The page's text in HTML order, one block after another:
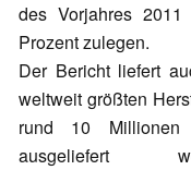
des Vorjahres
Prozent zulegen.
Der Bericht liefert
weltweit größten
rund 10